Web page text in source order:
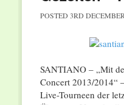
POSTED 3RD
SANTIANO – „Mit
Concert 2013/2014“
Live-Tourneen der